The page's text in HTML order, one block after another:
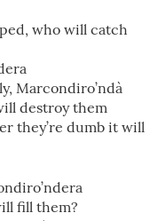
who will catch
Marcondiro’ndà
destroy them
they’re dumb it will
fill them?